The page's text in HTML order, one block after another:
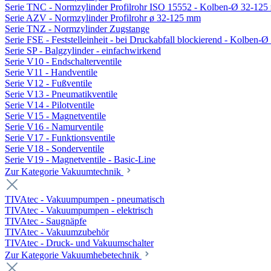
Serie TNC - Normzylinder Profilrohr ISO 15552 - Kolben-Ø 32-125
Serie AZV - Normzylinder Profilrohr ø 32-125 mm
Serie TNZ - Normzylinder Zugstange
Serie FSE - Feststelleinheit - bei Druckabfall blockierend - Kolben-Ø
Serie SP - Balgzylinder - einfachwirkend
Serie V10 - Endschalterventile
Serie V11 - Handventile
Serie V12 - Fußventile
Serie V13 - Pneumatikventile
Serie V14 - Pilotventile
Serie V15 - Magnetventile
Serie V16 - Namurventile
Serie V17 - Funktionsventile
Serie V18 - Sonderventile
Serie V19 - Magnetventile - Basic-Line
Zur Kategorie Vakuumtechnik
TIVAtec - Vakuumpumpen - pneumatisch
TIVAtec - Vakuumpumpen - elektrisch
TIVAtec - Saugnäpfe
TIVAtec - Vakuumzubehör
TIVAtec - Druck- und Vakuumschalter
Zur Kategorie Vakuumhebetechnik